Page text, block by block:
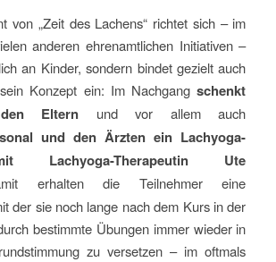
von „Zeit des Lachens“ richtet sich – im
anderen ehrenamtlichen Initiativen –
an Kinder, sondern bindet gezielt auch
Konzept ein: Im Nachgangschenkt
Eltern und vor allem auch
und den Ärzten ein Lachyoga-
Lachyoga-Therapeutin Ute
erhalten die Teilnehmer eine
der sie noch lange nach dem Kurs in der
bestimmte Übungen immer wieder in
zu versetzen – im oftmals